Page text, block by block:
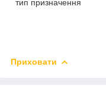
тип призначення
Приховати